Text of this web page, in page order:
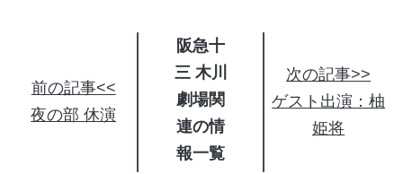
前の記事<<
夜の部 休演
阪急十
三 木川
劇場関
連の情
報
次の記事>>
ゲスト出演：柚
姫将